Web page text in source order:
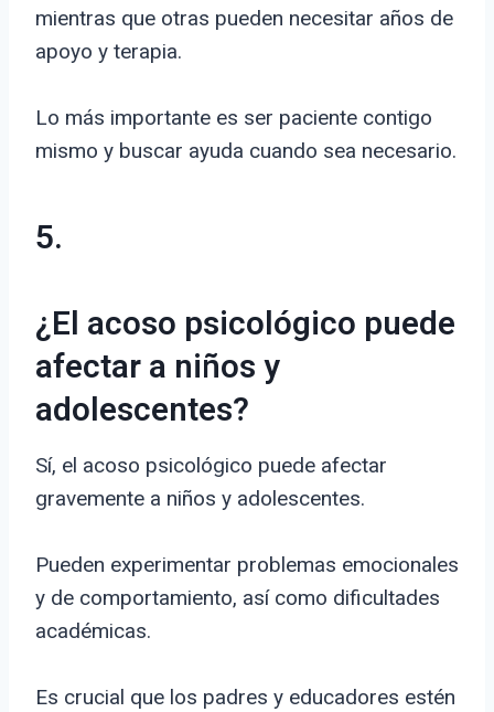
mientras que otras pueden necesitar años de
apoyo y terapia.
Lo más importante es ser paciente contigo
mismo y buscar ayuda cuando sea necesario.
5.
¿El acoso psicológico puede
afectar a niños y
adolescentes?
Sí, el acoso psicológico puede afectar
gravemente a niños y adolescentes.
Pueden experimentar problemas emocionales
y de comportamiento, así como dificultades
académicas.
Es crucial que los padres y educadores estén